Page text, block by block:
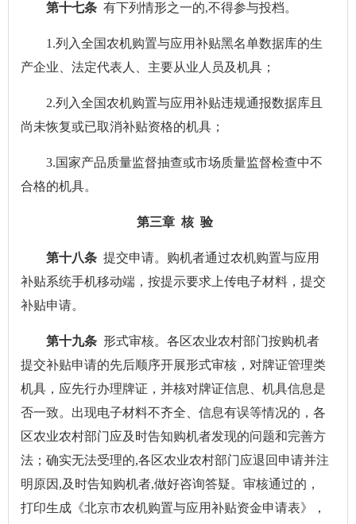
第十七条 有下列情形之一的,不得参与投档。
1.列入全国农机购置与应用补贴黑名单数据库的生
产企业、法定代表人、主要从业人员及机具；
2.列入全国农机购置与应用补贴违规通报数据库且
尚未恢复或已取消补贴资格的机具；
3.国家产品质量监督抽查或市场质量监督检查中不
合格的机具。
第三章 核 验
第十八条 提交申请。购机者通过农机购置与应用
补贴系统手机移动端，按提示要求上传电子材料，提交
补贴申请。
第十九条 形式审核。各区农业农村部门按购机者
提交补贴申请的先后顺序开展形式审核，对牌证管理类
机具，应先行办理牌证，并核对牌证信息、机具信息是
否一致。出现电子材料不齐全、信息有误等情况的，各
区农业农村部门应及时告知购机者发现的问题和完善方
法；确实无法受理的,各区农业农村部门应退回申请并注
明原因,及时告知购机者,做好咨询答疑。审核通过的，
打印生成《北京市农机购置与应用补贴资金申请表》，